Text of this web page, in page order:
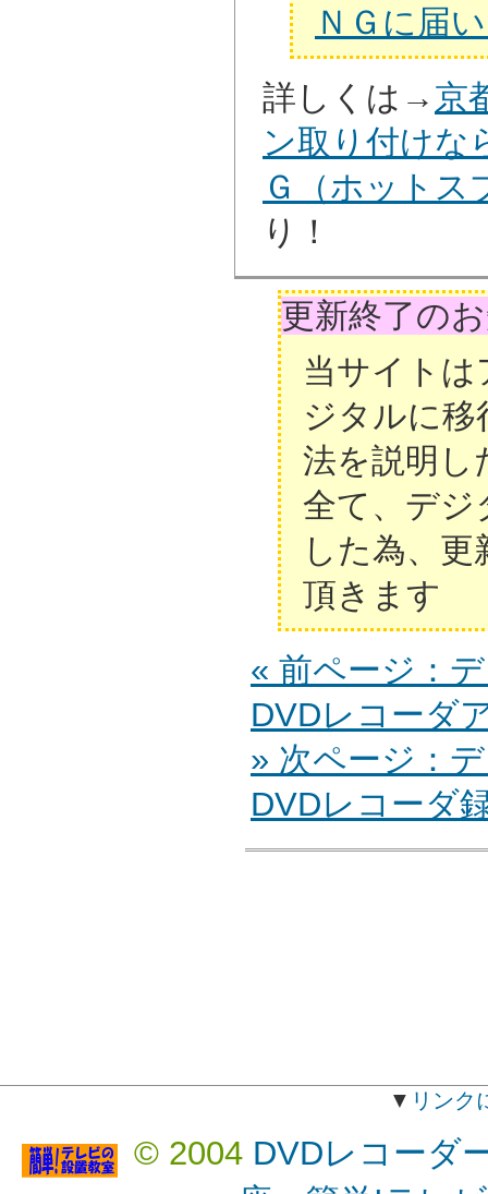
ＮＧに届
詳しくは→ 京
ン取り付けな
Ｇ（ホットス
り！
更新終了の
当サイト
ジタルに移
法を説明し
全て、デジ
した為、
頂きます
« 前ページ：
DVDレコーダ
» 次ページ：
DVDレコーダ
▼ リンク
© 2004 DVDレコーダ